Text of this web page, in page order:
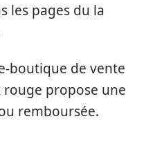
les pages du la
boutique de vente
propose une
remboursée.